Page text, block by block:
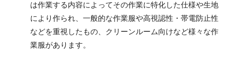
健康管理器具 季節商品 ウイルス対策用品
商品カテゴリ一覧
は作業する内容によってその作業に特化した仕様や生地
により作られ、一般的な作業服や高視認性・帯電防止性
などを重視したもの、クリーンルーム向けなど様々な作
業服があります。